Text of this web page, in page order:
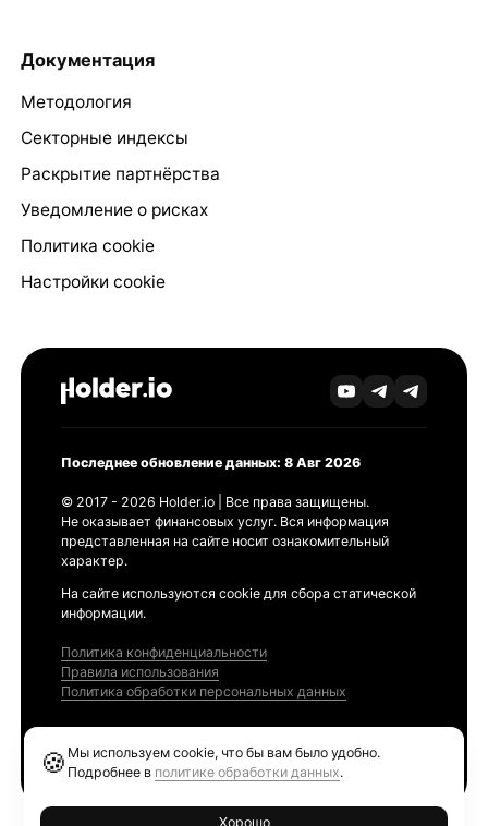
Документация
Методология
Секторные индексы
Раскрытие партнёрства
Уведомление о рисках
Политика cookie
Настройки cookie
Последнее обновление данных: 8 Авг 2026
© 2017 - 2026 Holder.io | Все права защищены.
Не оказывает финансовых услуг. Вся информация
представленная на сайте носит ознакомительный
характер.
На сайте используются cookie для сбора статической
информации.
Политика конфиденциальности
Правила использования
Политика обработки персональных данных
🍪 Мы используем cookie, что бы вам было удобно.
Подробнее в политике обработки данных.
Хорошо
Ethereum GAS Tracker